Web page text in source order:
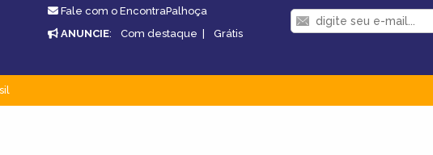
Fale com o EncontraPalhoça
ANUNCIE: Com destaque | Grátis